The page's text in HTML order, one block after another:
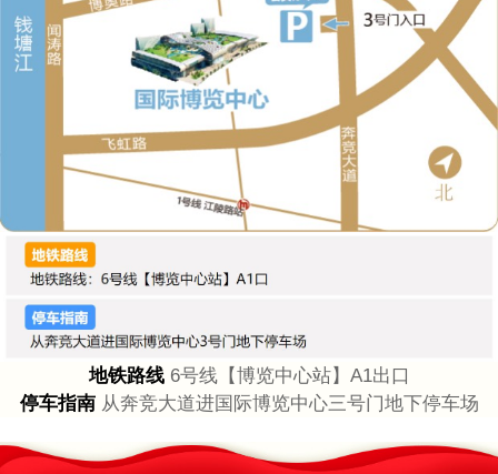
地铁路线 6号线【博览中心站】A1出口
停车指南 从奔竞大道进国际博览中心三号门地下停车场